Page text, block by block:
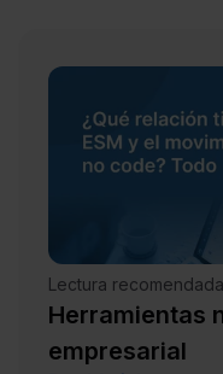
Lectura recomendada
Herramientas
empresarial